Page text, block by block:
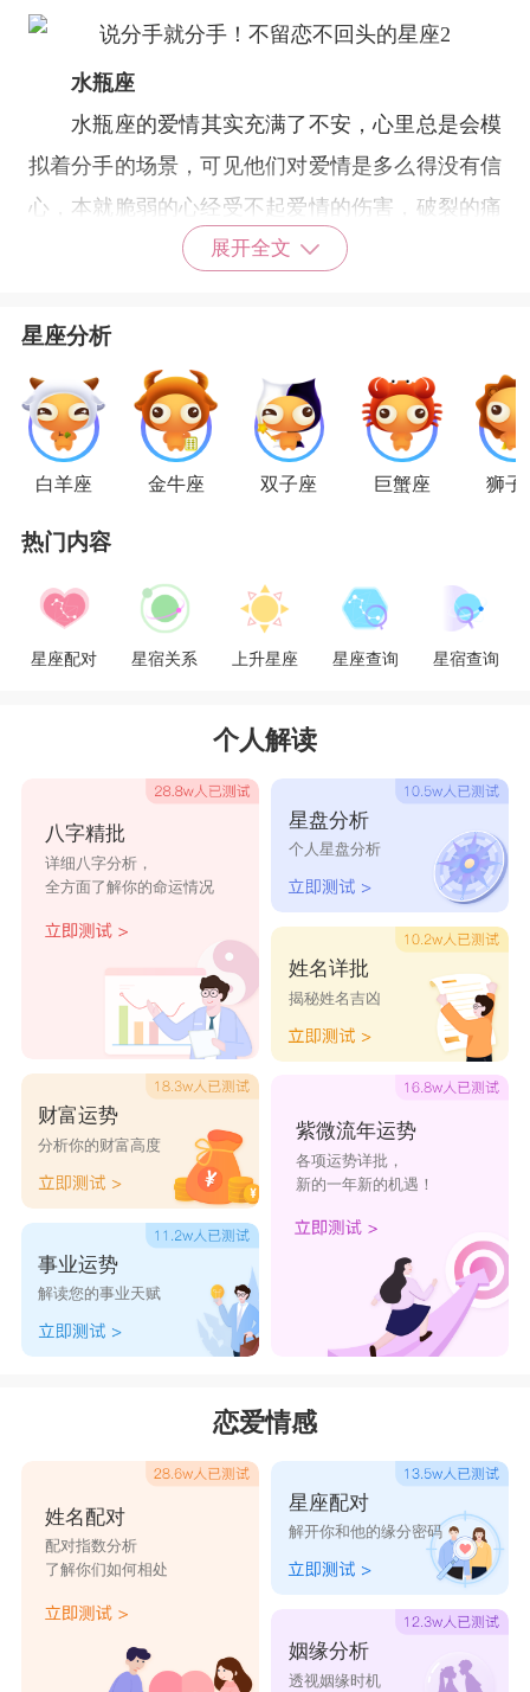
水瓶座
水瓶座的爱情其实充满了不安，心里总是会模
拟着分手的场景，可见他们对爱情是多么得没有信
心，本就脆弱的心经受不起爱情的伤害，破裂的痛
苦会让水瓶座久久耿耿于怀，分手时水瓶座是表现
水瓶座的爱情带来希望。
金牛座
金牛座的爱很长情，但也很现实，彼此不适合
本身就是要分手的原因，金牛座既然要决定分手那
一定是经过很认真的考虑，既然做出了决定就不会
更改，就算要求复合，金牛座也不会给机会，因为
他们已经有着向美好未来前进的更佳计划，而这其
中已经不包括前任了。
展开全文
星座分析
白羊座 金牛座 双子座 巨蟹座 狮子
热门内容
星座配对 星宿关系 上升星座 星座查询 星宿查询
个人解读
八字精批
详细八字分析，
全方面了解你的命运情况
财富运势
分析你的财富高度
事业运势
解读您的事业天赋
星盘分析
个人星盘分析
姓名详批
揭秘姓名吉凶
紫微流年运势
各项运势详批，
新的一年新的机遇！
恋爱情感
姓名配对
配对指数分析
了解你们如何相处
星座配对
解开你和他的缘分密码
姻缘分析
透视姻缘时机